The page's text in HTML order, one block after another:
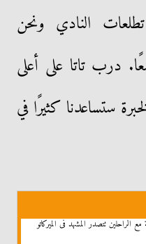
النادي ونحن
درب تاتا على أعلى
ستساعدنا كثيرًا في
مع الراحلين تتصدر المشهد فى الميركاتو